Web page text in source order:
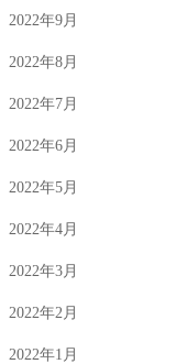
2022年9月
2022年8月
2022年7月
2022年6月
2022年5月
2022年4月
2022年3月
2022年2月
2022年1月